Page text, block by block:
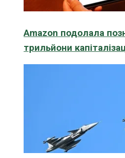
Amazon подолала
трильйони